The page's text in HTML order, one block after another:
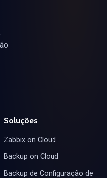
Soluções
Zabbix on Cloud
Backup on Cloud
Backup de Configuração de